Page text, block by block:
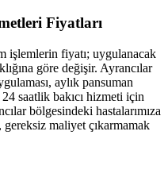
Fiyatları
işlemlerin fiyatı; uygulanacak
göre değişir. Ayrancılar
aylık pansuman
saatlik bakıcı hizmeti için
bölgesindeki hastalarımıza
maliyet çıkarmamak